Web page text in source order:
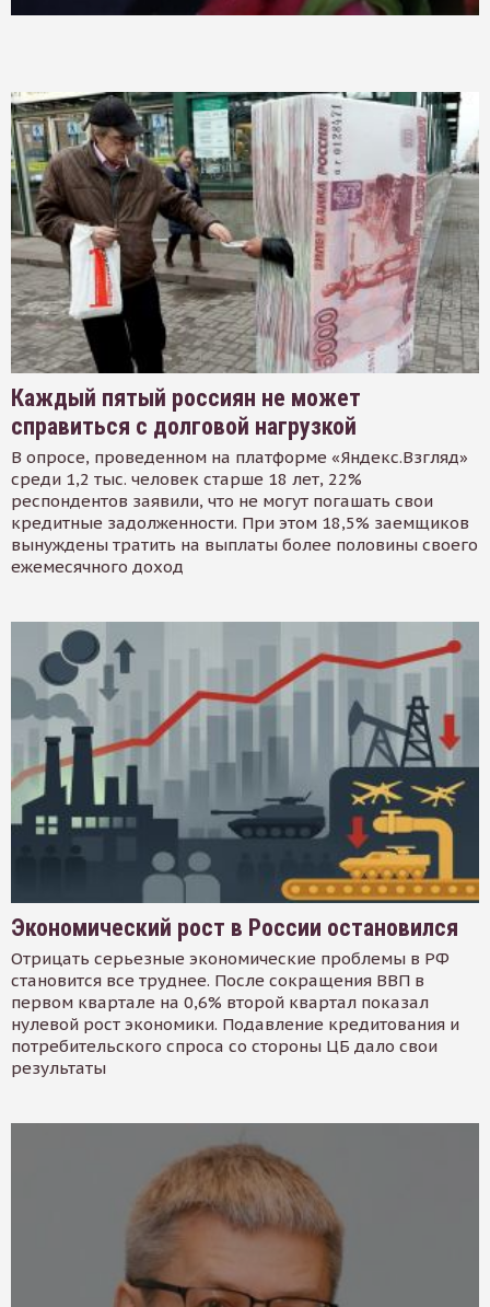
Каждый пятый россиян не может
справиться с долговой нагрузкой
В опросе, проведенном на платформе «Яндекс.Взгляд»
среди 1,2 тыс. человек старше 18 лет, 22%
респондентов заявили, что не могут погашать свои
кредитные задолженности. При этом 18,5% заемщиков
вынуждены тратить на выплаты более половины своего
ежемесячного доход
Экономический рост в России остановился
Отрицать серьезные экономические проблемы в РФ
становится все труднее. После сокращения ВВП в
первом квартале на 0,6% второй квартал показал
нулевой рост экономики. Подавление кредитования и
потребительского спроса со стороны ЦБ дало свои
результаты